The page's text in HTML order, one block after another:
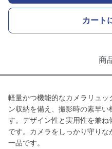
カート
商
軽量かつ機能的なカメラリュ
ン収納を備え、撮影時の素早
す。デザイン性と実用性を兼
です。カメラをしっかり守り
一品です。